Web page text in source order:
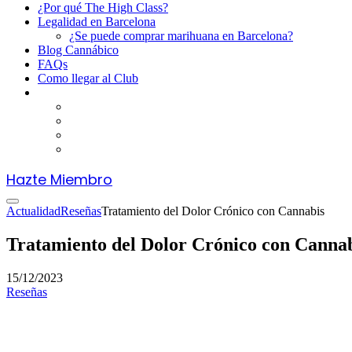
¿Por qué The High Class?
Legalidad en Barcelona
¿Se puede comprar marihuana en Barcelona?
Blog Cannábico
FAQs
Como llegar al Club
Hazte Miembro
ActualidadReseñasTratamiento del Dolor Crónico con Cannabis
Tratamiento del Dolor Crónico con
15/12/2023
Reseñas